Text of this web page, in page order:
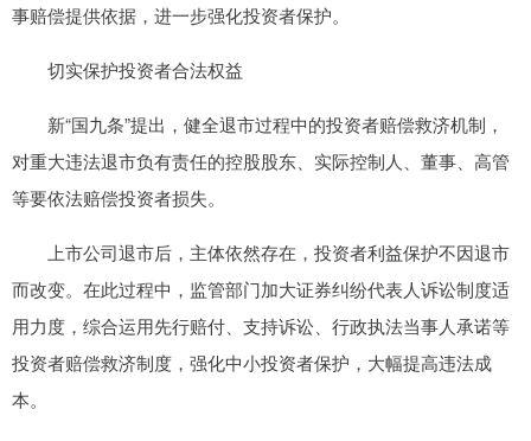
事赔偿提供依据，进一步强化投资者保护。
切实保护投资者合法权益
新“国九条”提出，健全退市过程中的投资者赔偿救济机制，
对重大违法退市负有责任的控股股东、实际控制人、董事、高管
等要依法赔偿投资者损失。
上市公司退市后，主体依然存在，投资者利益保护不因退市
而改变。在此过程中，监管部门加大证券纠纷代表人诉讼制度适
用力度，综合运用先行赔付、支持诉讼、行政执法当事人承诺等
投资者赔偿救济制度，强化中小投资者保护，大幅提高违法成
本。